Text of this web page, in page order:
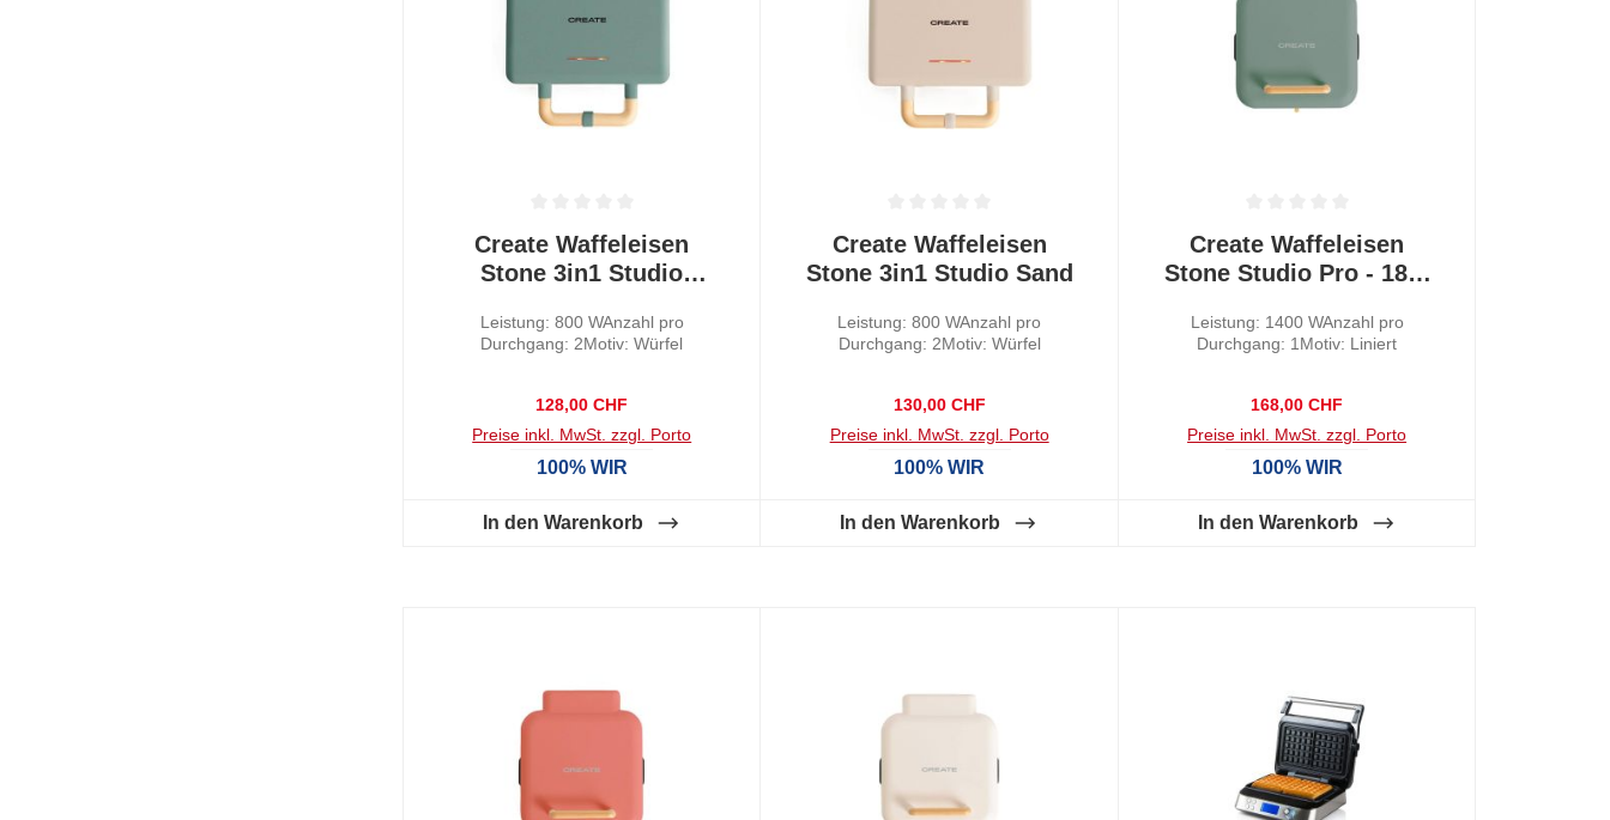
Durchschnittliche Bewertung von 0 von 5 Sternen
Create Waffeleisen
Stone 3in1 Studio
Leistung: 800 WAnzahl pro
Durchgang: 2Motiv: Würfel
Regulärer Preis:
128,00 CHF
Preise inkl. MwSt. zzgl. Porto
100% WIR
In den Warenkorb
Durchschnittliche Bewertung von 0 von 5 Sternen
Create Waffeleisen
Stone 3in1 Studio Sand
Leistung: 800 WAnzahl pro
Durchgang: 2Motiv: Würfel
Regulärer Preis:
130,00 CHF
Preise inkl. MwSt. zzgl. Porto
100% WIR
In den Warenkorb
Durchschnittliche Bewertung von 0 von 5 Sternen
Create Waffeleisen
Stone Studio Pro - 180°
Leistung: 1400 WAnzahl pro
Durchgang: 1Motiv: Liniert
Regulärer Preis:
168,00 CHF
Preise inkl. MwSt. zzgl. Porto
100% WIR
In den Warenkorb